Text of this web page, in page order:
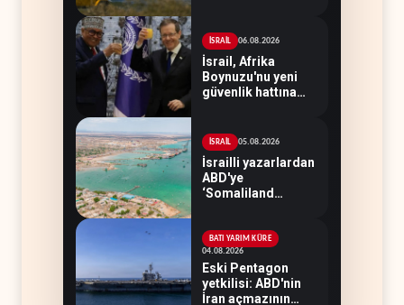
İSRAİL 06.08.2026
İsrail, Afrika
Boynuzu'nu yeni
güvenlik hattına
İSRAİL 05.08.2026
İsrailli yazarlardan
ABD'ye
‘Somaliland
BATI YARIM KÜRE
04.08.2026
Eski Pentagon
yetkilisi: ABD'nin
İran açmazının